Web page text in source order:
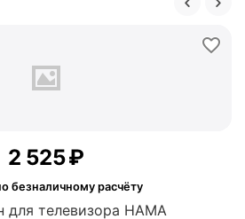
для телевизора HAMA
2 525₽
безналичному расчёту